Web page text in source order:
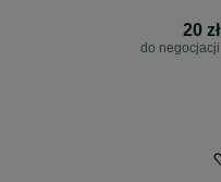
20 zł
do negocjacji